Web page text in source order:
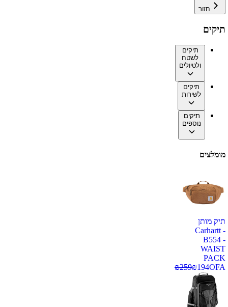
חזור
תיקים
תיקים
לשטח
ולטיולים
תיקים
לשירות
תיקים
נוספים
מומלצים
תיק מותן
Carhartt -
B554 -
WAIST
PACK
OFA
₪194
₪259